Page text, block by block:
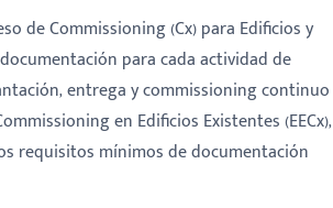
de Commissioning (Cx) para Edificios y
para cada actividad de
entrega y commissioning continuo
en Edificios Existentes (EECx),
requisitos mínimos de documentación